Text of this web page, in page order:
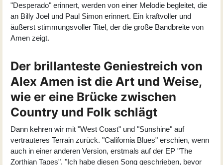
"Desperado" erinnert, werden von einer Melodie begleitet, die
an Billy Joel und Paul Simon erinnert. Ein kraftvoller und
äußerst stimmungsvoller Titel, der die große Bandbreite von
Amen zeigt.
Der brillanteste Geniestreich von
Alex Amen ist die Art und Weise,
wie er eine Brücke zwischen
Country und Folk schlägt
Dann kehren wir mit "West Coast" und "Sunshine" auf
vertrauteres Terrain zurück. "California Blues" erschien, wenn
auch in einer anderen Version, erstmals auf der EP "The
Zorthian Tapes". "Ich habe diesen Song geschrieben, bevor